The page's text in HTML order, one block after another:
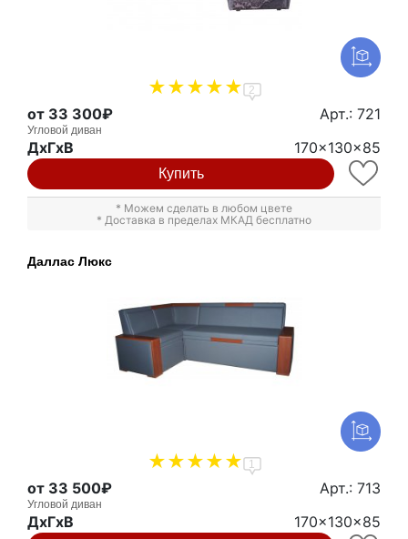
2
от 33 300₽ Арт.: 721
Угловой диван
ДxГxВ 170x130x85
Купить
* Можем сделать в любом цвете
* Доставка в пределах МКАД бесплатно
Даллас Люкс
1
от 33 500₽ Арт.: 713
Угловой диван
ДxГxВ 170x130x85